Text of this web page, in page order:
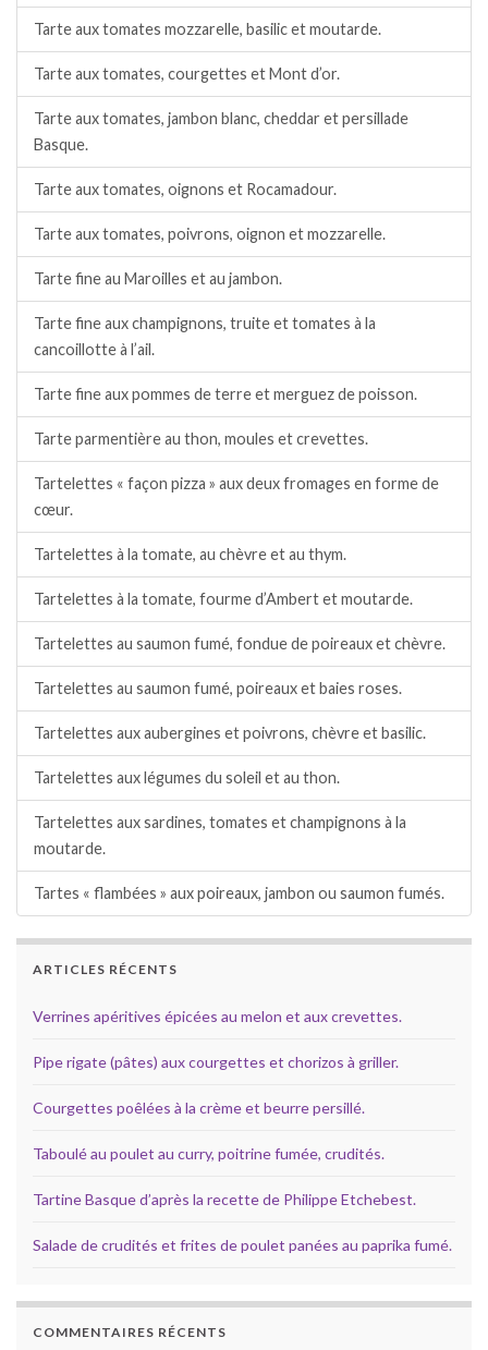
Tarte aux tomates mozzarelle, basilic et moutarde.
Tarte aux tomates, courgettes et Mont d’or.
Tarte aux tomates, jambon blanc, cheddar et persillade
Basque.
Tarte aux tomates, oignons et Rocamadour.
Tarte aux tomates, poivrons, oignon et mozzarelle.
Tarte fine au Maroilles et au jambon.
Tarte fine aux champignons, truite et tomates à la
cancoillotte à l’ail.
Tarte fine aux pommes de terre et merguez de poisson.
Tarte parmentière au thon, moules et crevettes.
Tartelettes « façon pizza » aux deux fromages en forme de
cœur.
Tartelettes à la tomate, au chèvre et au thym.
Tartelettes à la tomate, fourme d’Ambert et moutarde.
Tartelettes au saumon fumé, fondue de poireaux et chèvre.
Tartelettes au saumon fumé, poireaux et baies roses.
Tartelettes aux aubergines et poivrons, chèvre et basilic.
Tartelettes aux légumes du soleil et au thon.
Tartelettes aux sardines, tomates et champignons à la
moutarde.
Tartes « flambées » aux poireaux, jambon ou saumon fumés.
ARTICLES RÉCENTS
Verrines apéritives épicées au melon et aux crevettes.
Pipe rigate (pâtes) aux courgettes et chorizos à griller.
Courgettes poêlées à la crème et beurre persillé.
Taboulé au poulet au curry, poitrine fumée, crudités.
Tartine Basque d’après la recette de Philippe Etchebest.
Salade de crudités et frites de poulet panées au paprika fumé.
COMMENTAIRES RÉCENTS